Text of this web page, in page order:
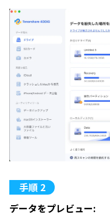
データをプレビュー: